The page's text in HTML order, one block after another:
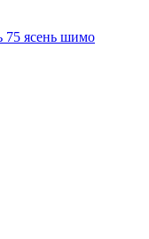
75 ясень шимо